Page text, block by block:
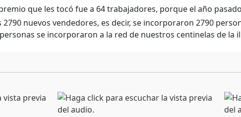
que les tocó fue a 64 trabajadores, porque el año
nuevos vendedores, es decir, se incorporaron 2790
se incorporaron a la red de nuestros centinelas de la